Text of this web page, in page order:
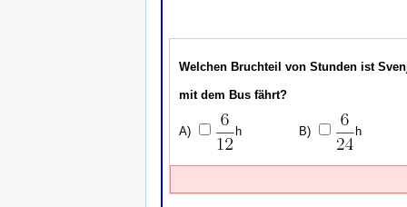
Welchen Bruchteil von Stunden ist
mit dem Bus fährt?
h h